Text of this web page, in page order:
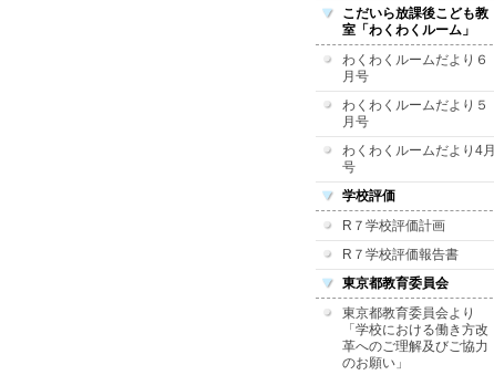
こだいら放課後こども教
室「わくわくルーム」
わくわくルームだより６
月号
わくわくルームだより５
月号
わくわくルームだより4月
号
学校評価
R７学校評価計画
R７学校評価報告書
東京都教育委員会
東京都教育委員会より
「学校における働き方改
革へのご理解及びご協力
のお願い」